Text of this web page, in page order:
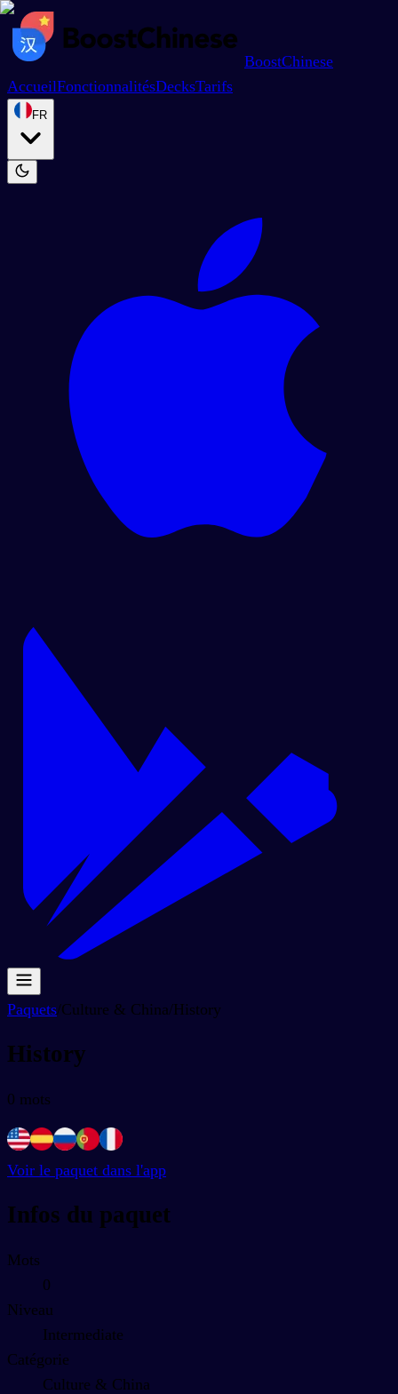
BoostChinese
AccueilFonctionnalitésDecksTarifs
FR
Paquets/Culture & China/History
History
0 mots
Voir le paquet dans l'app
Infos du paquet
Mots
0
Niveau
Intermediate
Catégorie
Culture & China